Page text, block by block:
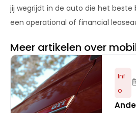
jij wegrijdt in de auto die het beste
een operational of financial
Meer artikelen over
Inf
o